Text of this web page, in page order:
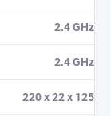
2.4 GHz
2.4 GHz
220 x 22 x 125